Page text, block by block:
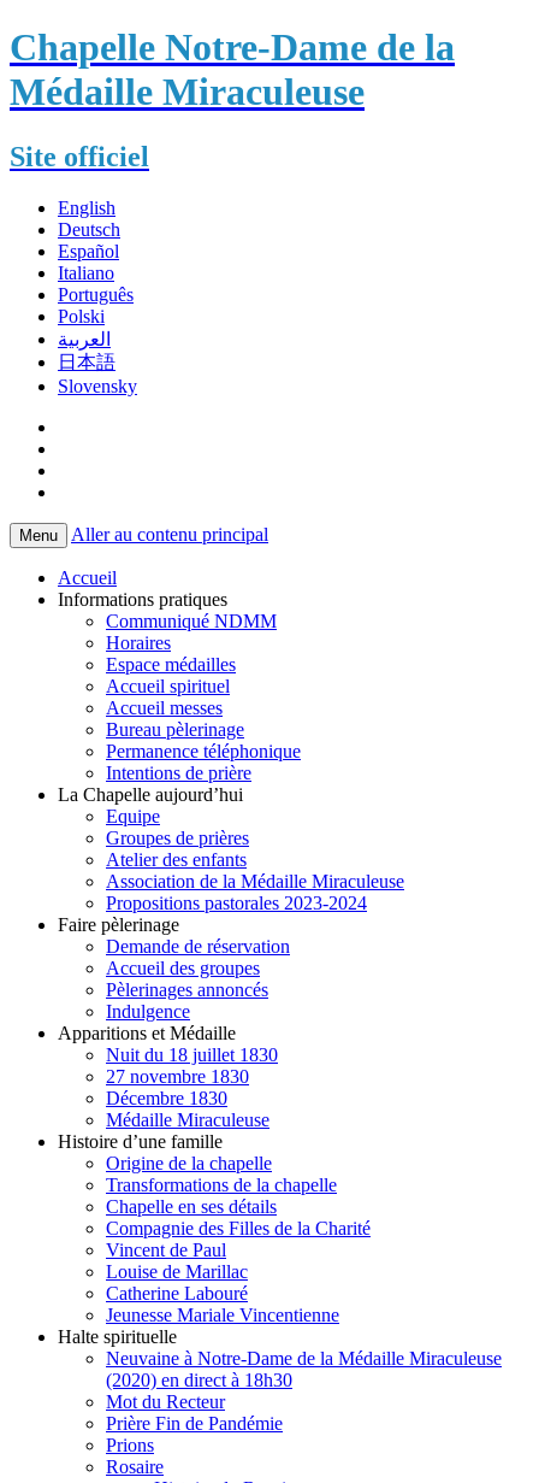
Chapelle Notre-Dame de la
Médaille Miraculeuse
Site officiel
English
Deutsch
Español
Italiano
Português
Polski
العربية
日本語
Slovensky
Menu Aller au contenu principal
Accueil
Informations pratiques
Communiqué NDMM
Horaires
Espace médailles
Accueil spirituel
Accueil messes
Bureau pèlerinage
Permanence téléphonique
Intentions de prière
La Chapelle aujourd’hui
Equipe
Groupes de prières
Atelier des enfants
Association de la Médaille Miraculeuse
Propositions pastorales 2023-2024
Faire pèlerinage
Demande de réservation
Accueil des groupes
Pèlerinages annoncés
Indulgence
Apparitions et Médaille
Nuit du 18 juillet 1830
27 novembre 1830
Décembre 1830
Médaille Miraculeuse
Histoire d’une famille
Origine de la chapelle
Transformations de la chapelle
Chapelle en ses détails
Compagnie des Filles de la Charité
Vincent de Paul
Louise de Marillac
Catherine Labouré
Jeunesse Mariale Vincentienne
Halte spirituelle
Neuvaine à Notre-Dame de la Médaille Miraculeuse
(2020) en direct à 18h30
Mot du Recteur
Prière Fin de Pandémie
Prions
Rosaire